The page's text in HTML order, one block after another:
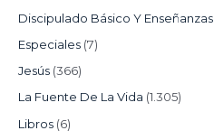
Discipulado Básico Y Enseñanzas
Especiales (7)
Jesús (366)
La Fuente De La Vida (1.305)
Libros (6)